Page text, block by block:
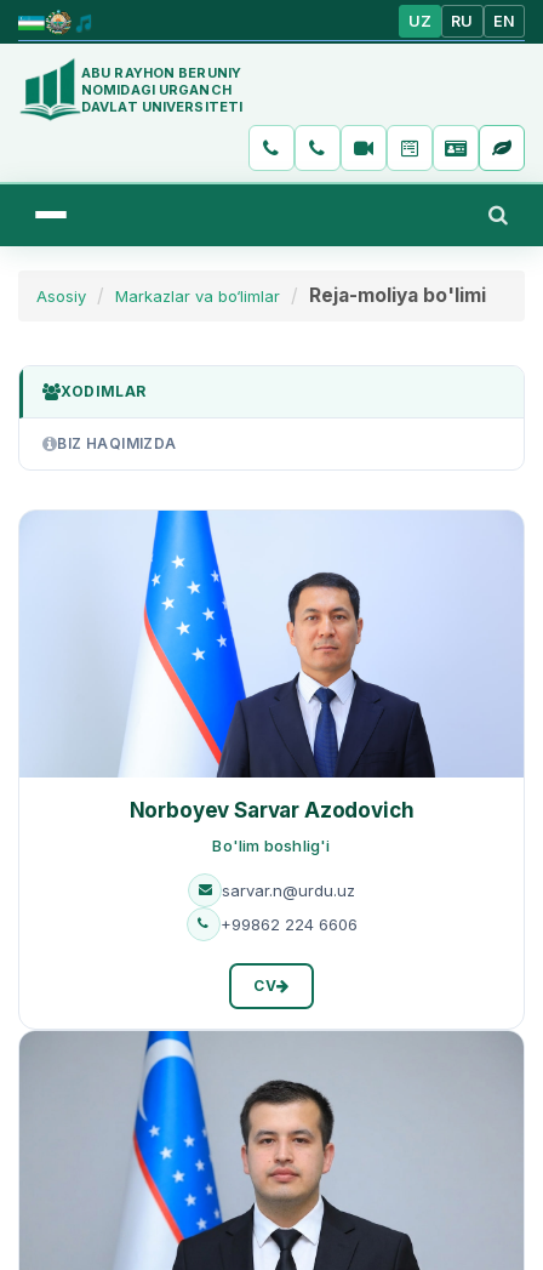
UZ RU EN
ABU RAYHON BERUNIY
NOMIDAGI URGANCH
DAVLAT UNIVERSITETI
Asosiy Markazlar va bo‘limlar Reja-moliya bo'limi
XODIMLAR
BIZ HAQIMIZDA
Norboyev Sarvar Azodovich
Bo'lim boshlig'i
sarvar.n@urdu.uz
+99862 224 6606
CV